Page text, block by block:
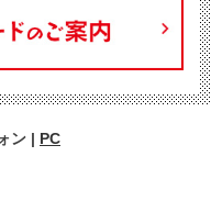
ン | PC